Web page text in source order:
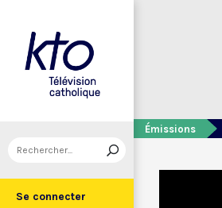
Se connecter
Émissions